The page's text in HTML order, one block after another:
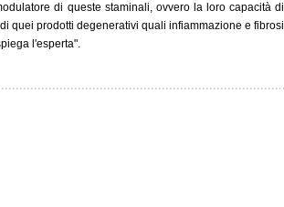
di queste staminali, ovvero la loro capacità di
quei prodotti degenerativi quali infiammazione e fibrosi
l'esperta".